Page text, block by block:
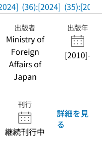
(36):[2024] (35):[2024]
出版者
Ministry of
Foreign
Affairs of
Japan
出版年
[2010]-
刊行
継続刊行中
詳細を見
る